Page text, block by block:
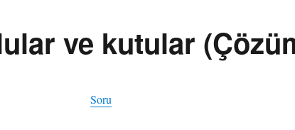
ve kutular
Soru